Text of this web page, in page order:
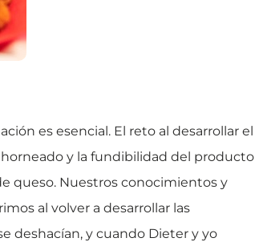
es esencial. El reto al desarrollar el
y la fundibilidad del producto
queso. Nuestros conocimientos y
al volver a desarrollar las
deshacían, y cuando Dieter y yo